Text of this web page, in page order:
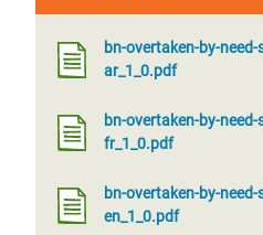
bn-overtaken-by-
ar_1_0.pdf
bn-overtaken-by-
fr_1_0.pdf
bn-overtaken-by-
en_1_0.pdf